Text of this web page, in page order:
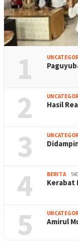
1
2 Hasil
3
4 BERITA
Kerabat
5 Amirul